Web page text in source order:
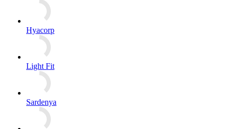
Hyacorp
Light Fit
Sardenya